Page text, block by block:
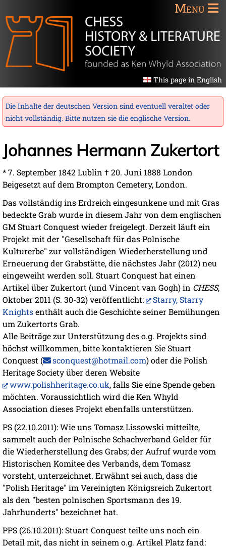
Menu
This page in English
Die Inhalte der deutschen Version sind eventuell veraltet oder
nicht vollständig. Bitte nutzen sie die englische Version.
Johannes Hermann Zukertort
* 7. September 1842 Lublin † 20. Juni 1888 London
Beigesetzt auf dem Brompton Cemetery, London.
Das vollständig ins Erdreich eingesunkene und mit Gras
bedeckte Grab wurde in diesem Jahr von dem englischen
GM Stuart Conquest wieder freigelegt. Derzeit läuft ein
Projekt mit der "Gesellschaft für das Polnische
Kulturerbe" zur vollständigen Wiederherstellung und
Erneuerung der Grabstätte, die nächstes Jahr (2012) neu
eingeweiht werden soll. Stuart Conquest hat einen
Artikel über Zukertort (und Vincent van Gogh) in CHESS,
Oktober 2011 (S. 30-32) veröffentlicht:
Starry, Starry
Knightsenthält auch die Geschichte seiner Bemühungen
um Zukertorts Grab.
Alle Beiträge zur Unterstützung des o.g. Projekts sind
höchst willkommen, bitte kontaktieren Sie Stuart
Conquest (
sconquest@hotmail.com) oder die Polish
Heritage Society über deren Website
www.polishheritage.co.uk, falls Sie eine Spende geben
möchten. Voraussichtlich wird die Ken Whyld
Association dieses Projekt ebenfalls unterstützen.
PS (22.10.2011): Wie uns Tomasz Lissowski mitteilte,
sammelt auch der Polnische Schachverband Gelder für
die Wiederherstellung des Grabs; der Aufruf wurde vom
Historischen Komitee des Verbands, dem Tomasz
vorsteht, unterzeichnet. Erwähnt sei auch, dass die
"Polish Heritage" im Vereinigten Königsreich Zukertort
als den "besten polnischen Sportsmann des 19.
Jahrhunderts" bezeichnet hat.
PPS (26.10.2011): Stuart Conquest teilte uns noch ein
Detail mit, das nicht in seinem o.g. Artikel Platz fand: